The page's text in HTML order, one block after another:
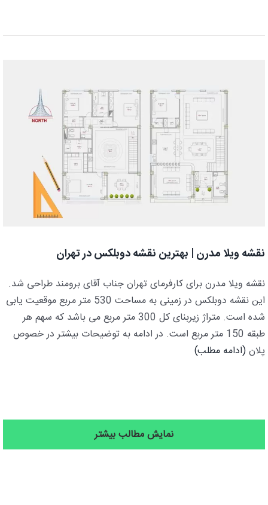
نقشه ویلا مدرن | بهترین نقشه دوبلکس در تهران
نقشه ویلا مدرن برای کارفرمای تهران جناب آقای برومند طراحی شد.
این نقشه دوبلکس در زمینی به مساحت 530 متر مربع موقعیت یابی
شده است. متراژ زیربنای کل 300 متر مربع می باشد که سهم هر
طبقه 150 متر مربع است. در ادامه به توضیحات بیشتر در خصوص
پلان(ادامه مطلب)
نمایش مطالب بیشتر